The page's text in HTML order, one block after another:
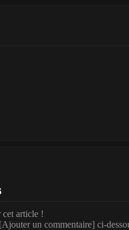
cet article !
un commentaire] ci-